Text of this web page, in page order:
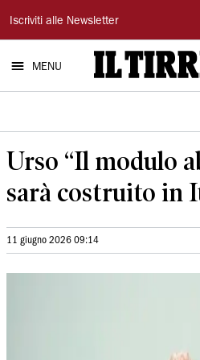
Il
Tirreno
Iscriviti alle Newsletter
MENU
Urso “Il modulo
sarà costruito in
11 giugno 2026 09:14